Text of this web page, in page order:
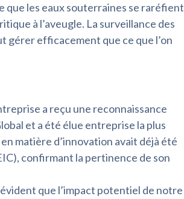
que les eaux souterraines se raréfient
à l’aveugle. La surveillance des
efficacement que ce que l’on
a reçu une reconnaissance
et a été élue entreprise la plus
matière d’innovation avait déjà été
confirmant la pertinence de son
que l’impact potentiel de notre